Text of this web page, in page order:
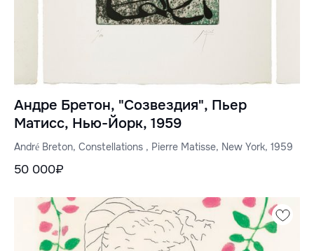
Андре Бретон, "Созвездия", Пьер
Матисс, Нью-Йорк, 1959
André Breton, Constellations , Pierre Matisse, New York, 1959
50 000₽